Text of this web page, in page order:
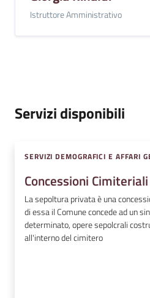
Istruttore Amministrativo
Servizi disponibili
SERVIZI DEMOGRAFICI E AFFARI
Concessioni Cimiteriali
La sepoltura privata è una
di essa il Comune concede ad un
determinato, opere se­polcrali
all'interno del cimitero